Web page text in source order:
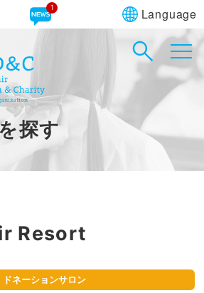
青 黒
ご
1 Language
探す
Resort
ドネーションサロン